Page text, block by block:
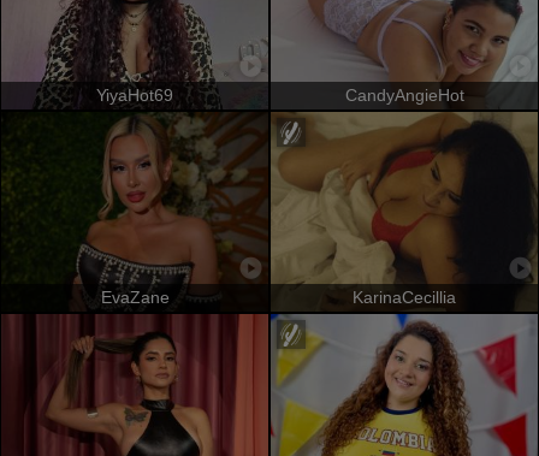
YiyaHot69 CandyAngieHot
EvaZane KarinaCecillia